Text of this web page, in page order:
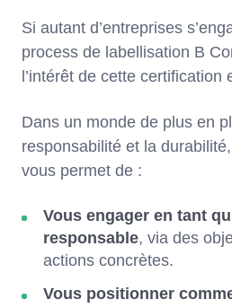
Si autant d’entreprises
process de labellisation B
l’intérêt de cette certification
Dans un monde de plus en
responsabilité et la
vous permet de :
Vous engager en tant
responsable, via des
actions concrètes.
Vous positionner